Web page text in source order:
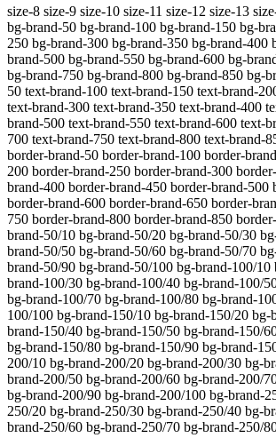
size-8 size-9 size-10 size-11 size-12 size-13
bg-brand-50 bg-brand-100 bg-brand-150 bg-
250 bg-brand-300 bg-brand-350 bg-brand-400
brand-500 bg-brand-550 bg-brand-600 bg-
bg-brand-750 bg-brand-800 bg-brand-850 bg-
50 text-brand-100 text-brand-150 text-brand-
text-brand-300 text-brand-350 text-brand-400
brand-500 text-brand-550 text-brand-600 text-
700 text-brand-750 text-brand-800 text-brand-
border-brand-50 border-brand-100 border-
200 border-brand-250 border-brand-300
brand-400 border-brand-450 border-brand-500
border-brand-600 border-brand-650 border-
750 border-brand-800 border-brand-850
brand-50/10 bg-brand-50/20 bg-brand-50/30
brand-50/50 bg-brand-50/60 bg-brand-50/70
brand-50/90 bg-brand-50/100 bg-brand-100/
brand-100/30 bg-brand-100/40 bg-brand-100/
bg-brand-100/70 bg-brand-100/80 bg-brand-
100/100 bg-brand-150/10 bg-brand-150/20 bg-
brand-150/40 bg-brand-150/50 bg-brand-150/
bg-brand-150/80 bg-brand-150/90 bg-brand-
200/10 bg-brand-200/20 bg-brand-200/30 bg-
brand-200/50 bg-brand-200/60 bg-brand-200/
bg-brand-200/90 bg-brand-200/100 bg-brand-
250/20 bg-brand-250/30 bg-brand-250/40 bg-
brand-250/60 bg-brand-250/70 bg-brand-250/